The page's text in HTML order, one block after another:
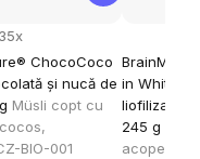
ChocoCoco
și nucă de
Müsli copt cu
BIO-001
35x
BrainMax
in White
liofilizată
245 g
acoperită